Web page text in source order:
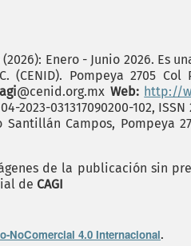
Enero - Junio 2026. Es
Pompeya 2705 Col
@cenid.org.mx Web: http://
2023-031317090200-102,
Santillán Campos, Pompeya
de la publicación sin
de CAGI
NoComercial 4.0 Internacional.